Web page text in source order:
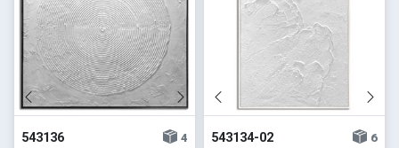
543136
4
543134-02
6